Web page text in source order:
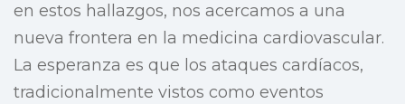
en estos hallazgos, nos acercamos a una
nueva frontera en la medicina cardiovascular.
La esperanza es que los ataques cardíacos,
tradicionalmente vistos como eventos